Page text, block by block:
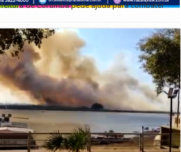
de Corumbá pede ajuda para combater